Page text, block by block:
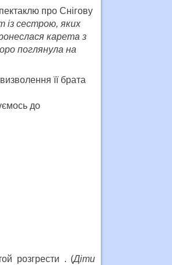
про Снігову
із сестрою, яких
карета з
поглянула на
її брата
до
розгрести . (Діти